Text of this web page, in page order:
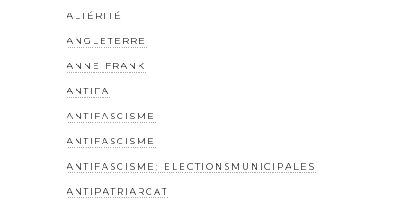
ALTÉRITÉ
ANGLETERRE
ANNE FRANK
ANTIFA
ANTIFASCISME
ANTIFASCISME
ANTIFASCISME; ELECTIONSMUNICIPALES
ANTIPATRIARCAT